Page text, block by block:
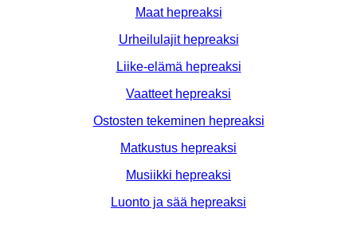
Maat hepreaksi
Urheilulajit hepreaksi
Liike-elämä hepreaksi
Vaatteet hepreaksi
Ostosten tekeminen hepreaksi
Matkustus hepreaksi
Musiikki hepreaksi
Luonto ja sää hepreaksi